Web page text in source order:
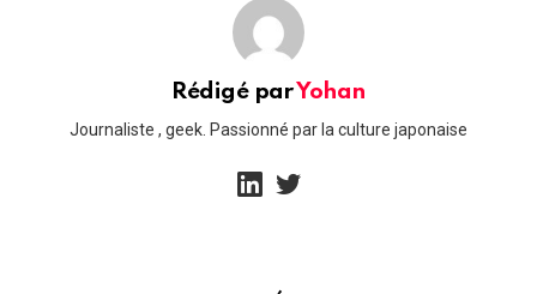
Rédigé parYohan
Journaliste , geek. Passionné par la culture japonaise